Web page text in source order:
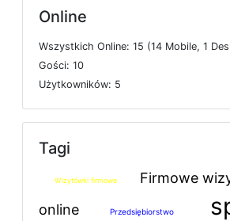
Online
Wszystkich Online: 15 (14 Mobile, 1 Des
Gości: 10
Użytkowników: 5
Tagi
Wizytówki firmowe
Firmowe
online
Przedsiębiorstwo